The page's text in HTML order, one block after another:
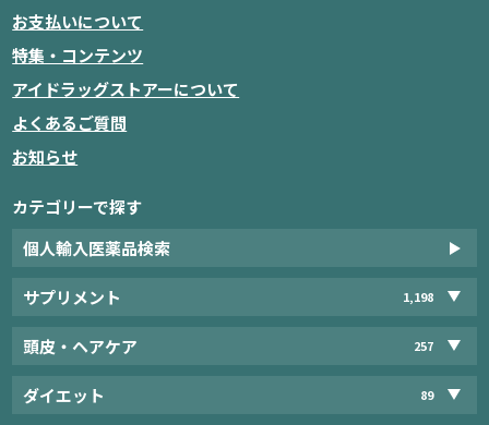
お支払いについて
特集・コンテンツ
アイドラッグストアーについて
よくあるご質問
お知らせ
カテゴリーで探す
個人輸入医薬品検索
サプリメント 1,198
頭皮・ヘアケア 257
ダイエット 89